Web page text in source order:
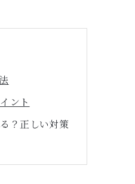
ント
？正しい対策
ツと工夫
持ち術